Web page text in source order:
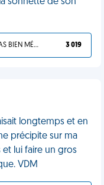
TU L'AS BIEN MÉRITÉ 3 019
longtemps et en
précipite sur ma
lui faire un gros
VDM